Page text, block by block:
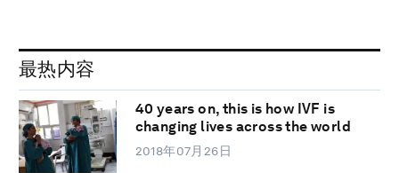
最热内容
40 years on, this is how IVF is
changing lives across the world
2018年07月26日